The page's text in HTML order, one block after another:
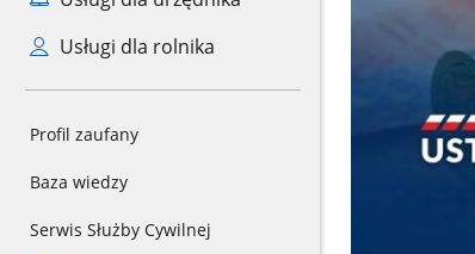
Usługi dla rolnika
Profil zaufany
Baza wiedzy
Serwis Służby Cywilnej